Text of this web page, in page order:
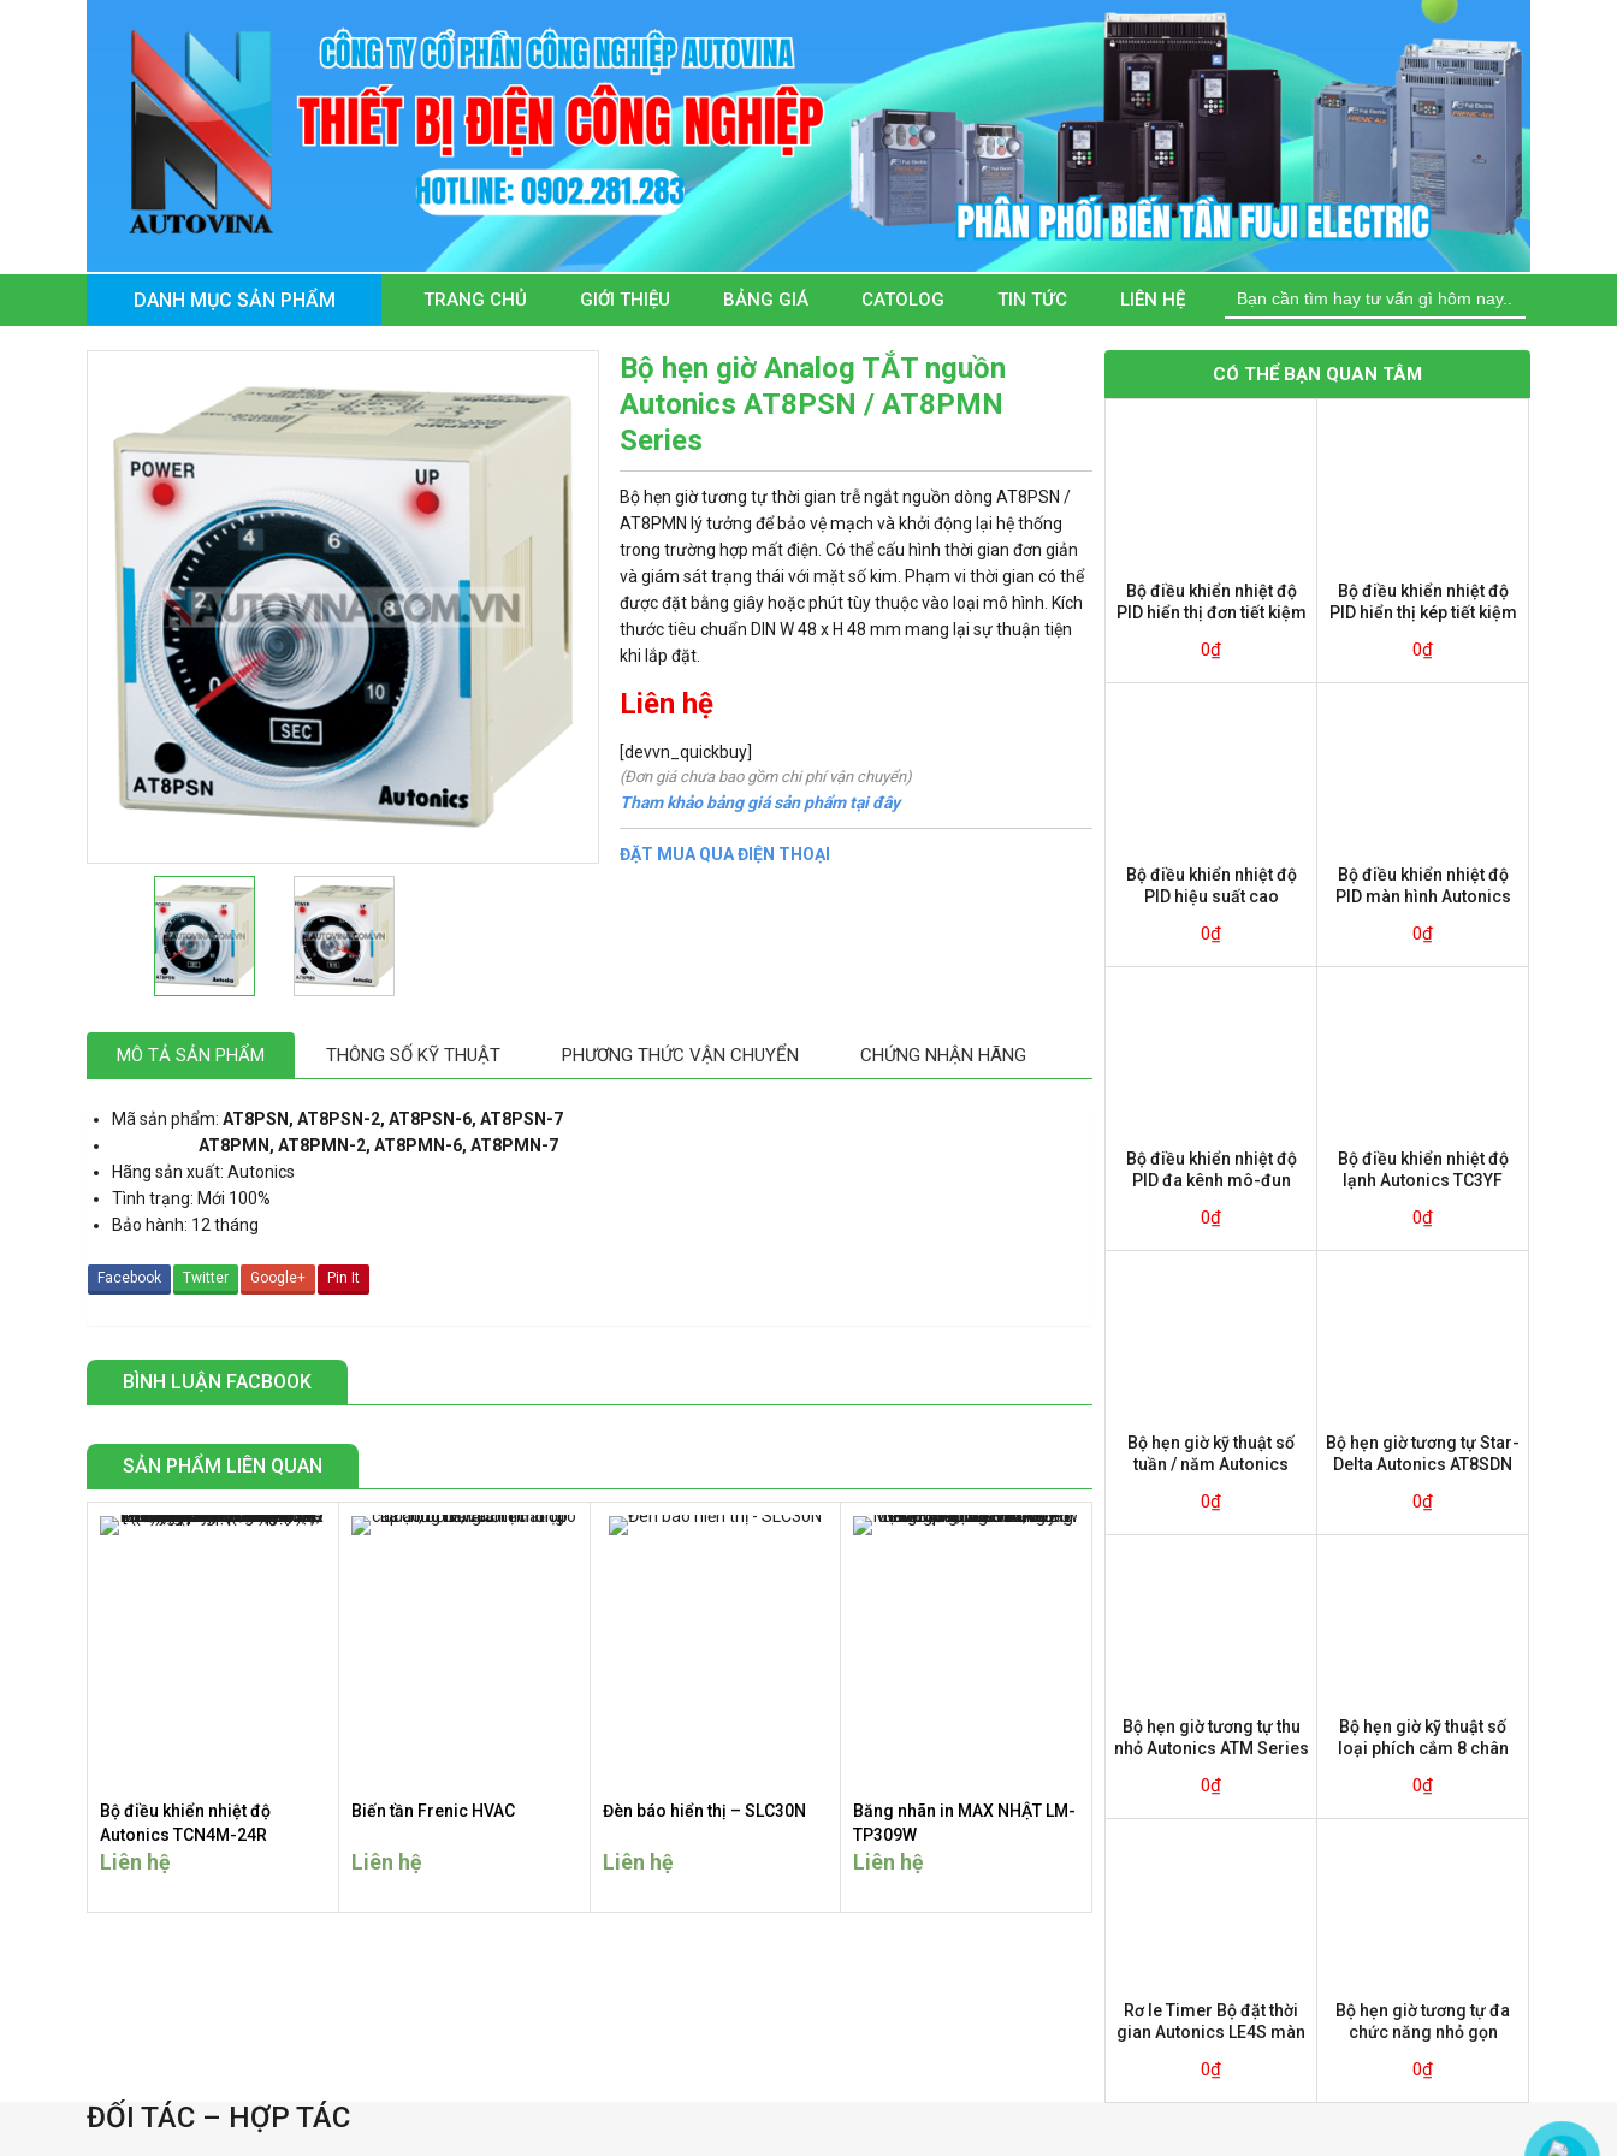
TRANG CHỦ GIỚI THIỆU BẢNG GIÁ CATOLOG TIN TỨC LIÊN HỆ
Tìm
kiếm
Bộ hẹn giờ Analog TẮT nguồn
Autonics AT8PSN / AT8PMN
Series
Bộ hẹn giờ tương tự thời gian trễ ngắt nguồn dòng AT8PSN /
AT8PMN lý tưởng để bảo vệ mạch và khởi động lại hệ thống
trong trường hợp mất điện. Có thể cấu hình thời gian đơn giản
và giám sát trạng thái với mặt số kim. Phạm vi thời gian có thể
được đặt bằng giây hoặc phút tùy thuộc vào loại mô hình. Kích
thước tiêu chuẩn DIN W 48 x H 48 mm mang lại sự thuận tiện
khi lắp đặt.
Liên hệ
[devvn_quickbuy]
(Đơn giá chưa bao gồm chi phí vận chuyển)
Tham khảo bảng giá sản phẩm tại đây
ĐẶT MUA QUA ĐIỆN THOẠI
MÔ TẢ SẢN PHẨM THÔNG SỐ KỸ THUẬT PHƯƠNG THỨC VẬN CHUYỂN CHỨNG NHẬN HÃNG
Mã sản phẩm: AT8PSN, AT8PSN-2, AT8PSN-6, AT8PSN-7
AT8PMN, AT8PMN-2, AT8PMN-6, AT8PMN-7
Hãng sản xuất: Autonics
Tình trạng: Mới 100%
Bảo hành: 12 tháng
Facebook Twitter Google+ Pin It
BÌNH LUẬN FACBOOK
SẢN PHẨM LIÊN QUAN
Bộ điều khiển nhiệt độ
Autonics TCN4M-24R
Liên hệ
Biến tần Frenic HVAC
Liên hệ
Đèn báo hiển thị – SLC30N
Liên hệ
Băng nhãn in MAX NHẬT LM-
TP309W
Liên hệ
CÓ THỂ BẠN QUAN TÂM
Bộ điều khiển nhiệt độ
PID hiển thị đơn tiết kiệm
0₫
Bộ điều khiển nhiệt độ
PID hiển thị kép tiết kiệm
0₫
Bộ điều khiển nhiệt độ
PID hiệu suất cao
0₫
Bộ điều khiển nhiệt độ
PID màn hình Autonics
0₫
Bộ điều khiển nhiệt độ
PID đa kênh mô-đun
0₫
Bộ điều khiển nhiệt độ
lạnh Autonics TC3YF
0₫
Bộ hẹn giờ kỹ thuật số
tuần / năm Autonics
0₫
Bộ hẹn giờ tương tự Star-
Delta Autonics AT8SDN
0₫
Bộ hẹn giờ tương tự thu
nhỏ Autonics ATM Series
0₫
Bộ hẹn giờ kỹ thuật số
loại phích cắm 8 chân
0₫
Rơ le Timer Bộ đặt thời
gian Autonics LE4S màn
0₫
Bộ hẹn giờ tương tự đa
chức năng nhỏ gọn
0₫
ĐỐI TÁC – HỢP TÁC